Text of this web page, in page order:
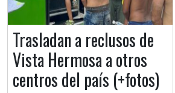
Trasladan a reclusos de
Vista Hermosa a otros
centros del país (+fotos)